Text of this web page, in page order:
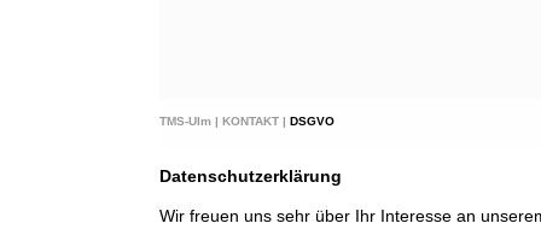
TMS-Ulm | KONTAKT | DSGVO
Datenschutzerklärung
Wir freuen uns sehr über Ihr Interesse an